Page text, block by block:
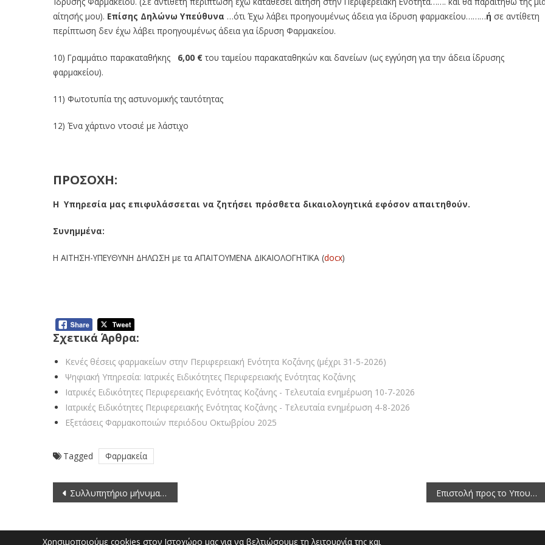
αίτησής μου). Επίσης Δηλώνω Υπεύθυνα …ότι Έχω λάβει προηγουμένως άδεια για ίδρυση φαρμακείου………ή σε αντίθετη
περίπτωση δεν έχω λάβει προηγουμένως άδεια για ίδρυση Φαρμακείου.
10) Γραμμάτιο παρακαταθήκης 6,00 € του ταμείου παρακαταθηκών και δανείων (ως εγγύηση για την άδεια ίδρυσης
φαρμακείου).
11) Φωτοτυπία της αστυνομικής ταυτότητας
12) Ένα χάρτινο ντοσιέ με λάστιχο
ΠΡΟΣΟΧΗ:
Η Υπηρεσία μας επιφυλάσσεται να ζητήσει πρόσθετα δικαιολογητικά εφόσον απαιτηθούν.
Συνημμένα:
Η ΑΙΤΗΣΗ-ΥΠΕΥΘΥΝΗ ΔΗΛΩΣΗ με τα ΑΠΑΙΤΟΥΜΕΝΑ ΔΙΚΑΙΟΛΟΓΗΤΙΚΑ (docx)
Σχετικά Άρθρα:
Κενές θέσεις φαρμακείων στην Περιφερειακή Ενότητα Κοζάνης (μέχρι 31-5-2026)
Ψηφιακή Υπηρεσία: Ιατρικές Ειδικότητες Περιφερειακής Ενότητας Κοζάνης
Ιατρικές Ειδικότητες Περιφερειακής Ενότητας Κοζάνης - Τελευταία ενημέρωση 10-7-2026
Ιατρικές Ειδικότητες Περιφερειακής Ενότητας Κοζάνης - Τελευταία ενημέρωση 4-8-2026
Εξετάσεις Φαρμακοποιών περιόδου Οκτωβρίου 2025
Tagged Φαρμακεία
Πλοήγηση
άρθρων
Συλλυπητήριο μήνυμα του Αντιπεριφερειάρχη Π.Ε Κοζάνης Κωνσταντίνου Βύζα για τον θάνατο του Μιχάλη Μήγγου Επιστολή προς το Υπουργείο Ανάπτυξης για την αναθεώρηση της Περαιτέρω Απαγορευμένης Ζώνης στην Π.Ε. Κοζάνης λόγω ευλογιάς
Χρησιμοποιούμε cookies στον Ιστοχώρο μας για να βελτιώσουμε τη λειτουργία της και